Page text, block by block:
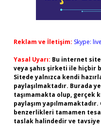
Reklam ve İletişim: Skype:
Yasal Uyarı: Bu internet
veya şahıs şirketi ile hiçbir
Sitede yalnızca kendi
paylaşılmaktadır. Burada
taşımamakta olup, gerçek
paylaşım
benzerlikleri tamamen
taslak halindedir ve